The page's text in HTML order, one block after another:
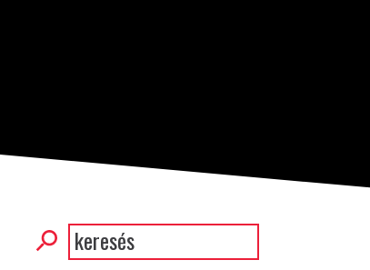
Keresés